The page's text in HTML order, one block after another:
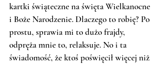
kartki świąteczne na święta Wielkanocne
i Boże Narodzenie. Dlaczego to robię? Po
prostu, sprawia mi to dużo frajdy,
odpręża mnie to, relaksuje. No i ta
świadomość, że ktoś poświęcił więcej niż